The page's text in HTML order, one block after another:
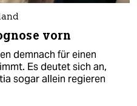
vorn
demnach für einen
Es deutet sich an,
sogar allein regieren